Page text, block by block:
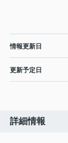
情報更新日
更新予定日
詳細情報